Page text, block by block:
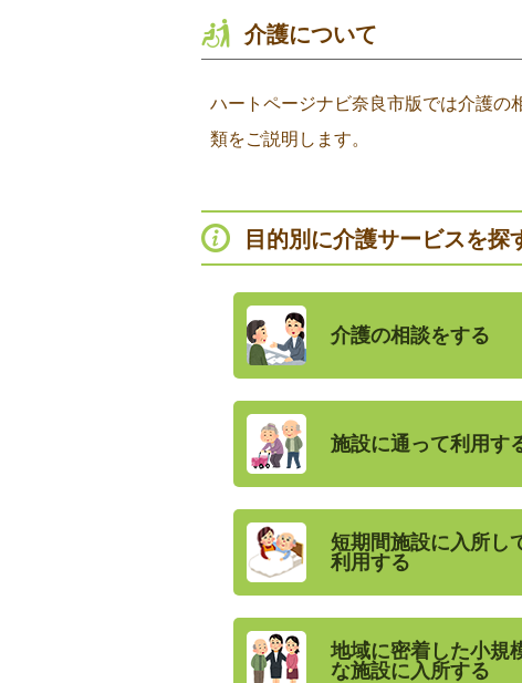
介護について
ハートページナビ奈良市版では介護の
類をご説明します。
目的別に介護サービスを探
介護の相談をする
施設に通って利用す
短期間施設に入所し
利用する
地域に密着した小規
な施設に入所する